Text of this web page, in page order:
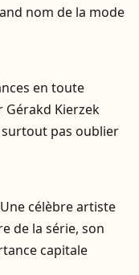
nom de la mode
en toute
Kierzek
pas oublier
célèbre artiste
de la série, son
capitale